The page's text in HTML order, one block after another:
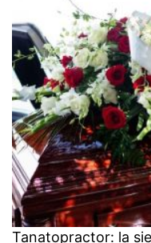
Tanatopractor: la